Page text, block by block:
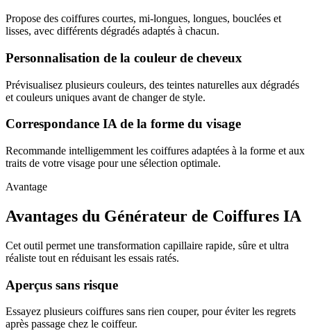
Propose des coiffures courtes, mi-longues, longues, bouclées et
lisses, avec différents dégradés adaptés à chacun.
Personnalisation de la couleur de cheveux
Prévisualisez plusieurs couleurs, des teintes naturelles aux dégradés
et couleurs uniques avant de changer de style.
Correspondance IA de la forme du visage
Recommande intelligemment les coiffures adaptées à la forme et aux
traits de votre visage pour une sélection optimale.
Avantage
Avantages du Générateur de Coiffures IA
Cet outil permet une transformation capillaire rapide, sûre et ultra
réaliste tout en réduisant les essais ratés.
Aperçus sans risque
Essayez plusieurs coiffures sans rien couper, pour éviter les regrets
après passage chez le coiffeur.